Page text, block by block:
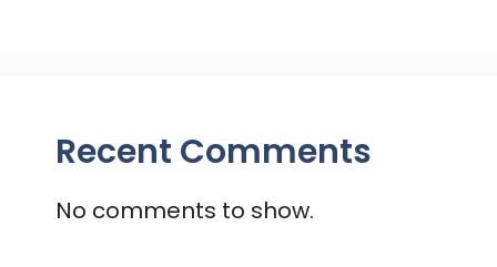
Recent Comments
No comments to show.